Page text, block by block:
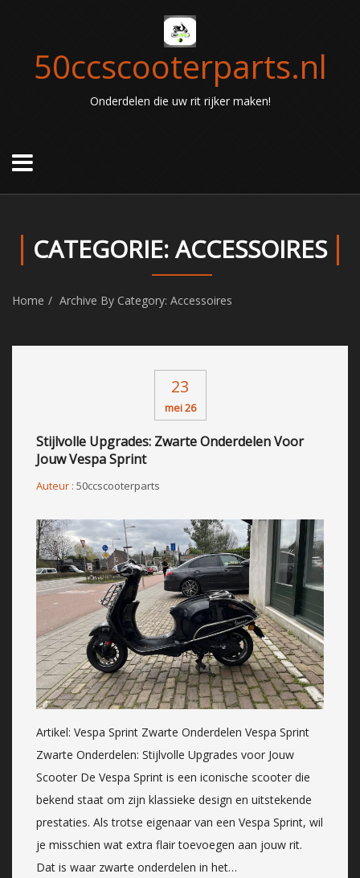
50ccscooterparts.nl
Onderdelen die uw rit rijker maken!
CATEGORIE: ACCESSOIRES
Home Archive By Category: Accessoires
23
mei 26
Stijlvolle Upgrades: Zwarte Onderdelen Voor
Jouw Vespa Sprint
Auteur : 50ccscooterparts
Artikel: Vespa Sprint Zwarte Onderdelen Vespa Sprint
Zwarte Onderdelen: Stijlvolle Upgrades voor Jouw
Scooter De Vespa Sprint is een iconische scooter die
bekend staat om zijn klassieke design en uitstekende
prestaties. Als trotse eigenaar van een Vespa Sprint, wil
je misschien wat extra flair toevoegen aan jouw rit.
Dat is waar zwarte onderdelen in het…